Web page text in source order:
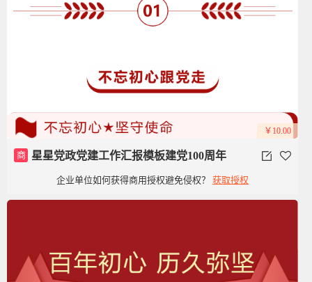
￥10.00
商 星星党政党建工作汇报模板建党100周年
企业单位如何获得商用授权避免侵权？ 获取授权